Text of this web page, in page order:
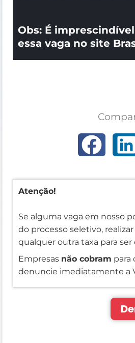
Obs: É
essa vaga no site
Atenção!
Se alguma vaga em nosso
do processo seletivo,
qualquer outra taxa para
Empresas não cobram para
denuncie imediatamente a